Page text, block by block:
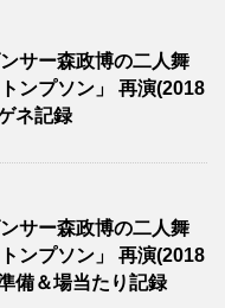
サー森政博の二人舞
ンプソン」 再演(2018
ネ記録
サー森政博の二人舞
ンプソン」 再演(2018
備＆場当たり記録